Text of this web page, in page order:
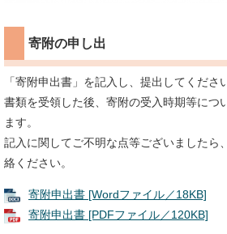
寄附の申し出
「寄附申出書」を記入し、提出してくださ
書類を受領した後、寄附の受入時期等につ
ます。
記入に関してご不明な点等ございましたら
絡ください。
寄附申出書 [Wordファイル／18KB]
寄附申出書 [PDFファイル／120KB]